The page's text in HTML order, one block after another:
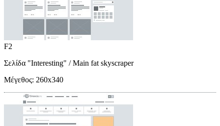
F2
Σελίδα "Interesting" / Main fat skyscraper
Μέγεθος: 260x340